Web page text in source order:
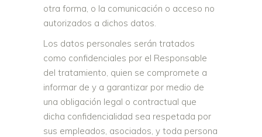
otra forma, o la comunicación o acceso no
autorizados a dichos datos.
Los datos personales serán tratados
como confidenciales por el Responsable
del tratamiento, quien se compromete a
informar de y a garantizar por medio de
una obligación legal o contractual que
dicha confidencialidad sea respetada por
sus empleados, asociados, y toda persona